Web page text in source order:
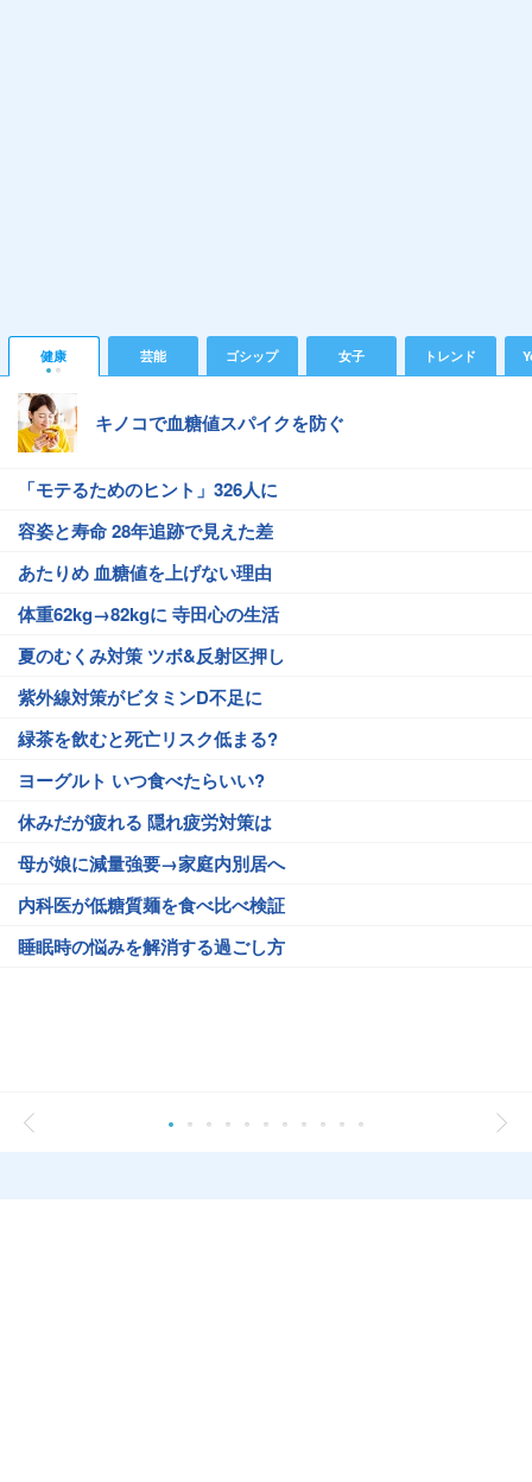
健康 芸能 ゴシップ 女子 トレンド
キノコで血糖値スパイクを防ぐ
「モテるためのヒント」326人に
容姿と寿命 28年追跡で見えた差
あたりめ 血糖値を上げない理由
体重62kg→82kgに 寺田心の生活
夏のむくみ対策 ツボ&反射区押し
紫外線対策がビタミンD不足に
緑茶を飲むと死亡リスク低まる?
ヨーグルト いつ食べたらいい?
休みだが疲れる 隠れ疲労対策は
母が娘に減量強要→家庭内別居へ
内科医が低糖質麺を食べ比べ検証
睡眠時の悩みを解消する過ごし方